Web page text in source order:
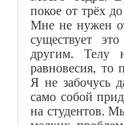
покое от трёх
Мне не нужен
существует
другим. Телу
равновесия, то
Я не забочусь
само собой
на студентов.